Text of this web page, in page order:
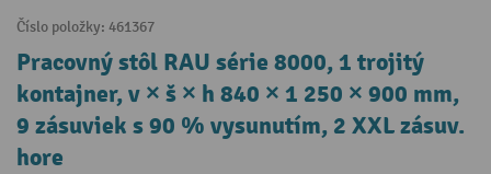
Číslo položky: 461367
Pracovný stôl RAU série 8000, 1 trojitý
kontajner, v × š × h 840 × 1 250 × 900 mm,
9 zásuviek s 90 % vysunutím, 2 XXL zásuv.
hore